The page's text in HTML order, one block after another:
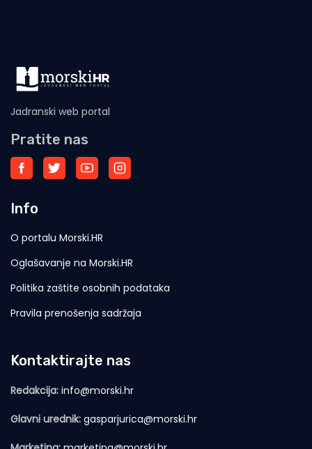
Jadranski web portal
Pratite nas
Info
O portalu Morski.HR
Oglašavanje na Morski.HR
Politika zaštite osobnih podataka
Pravila prenošenja sadržaja
Kontaktirajte nas
Redakcija: info@morski.hr
Glavni urednik: gasparjurica@morski.hr